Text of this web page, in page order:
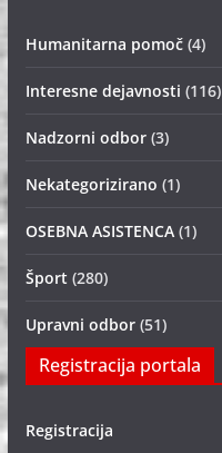
Humanitarna pomoč(4)
Interesne dejavnosti (116)
Nadzorni odbor(3)
Nekategorizirano (1)
OSEBNA ASISTENCA(1)
Šport (280)
Upravni odbor(51)
Registracija portala
Registracija